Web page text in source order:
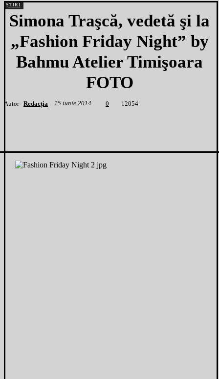
ȘTIRI
Simona Traşcă, vedetă şi la
„Fashion Friday Night” by
Bahmu Atelier Timişoara
FOTO
Autor- Redacția 15 iunie 2014 0 1 2054